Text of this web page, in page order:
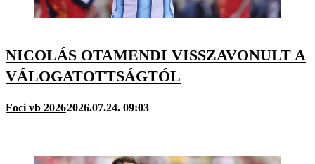
NICOLÁS OTAMENDI VISSZAVONULT A
VÁLOGATOTTSÁGTÓL
Foci vb 20262026.07.24. 09:03